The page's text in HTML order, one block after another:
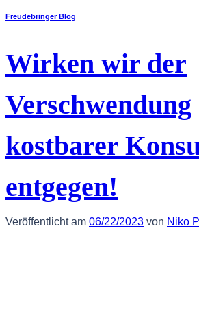
Freudebringer Blog
Wirken wir der
Verschwendung
kostbarer
entgegen!
Veröffentlicht am 06/22/2023 von Niko